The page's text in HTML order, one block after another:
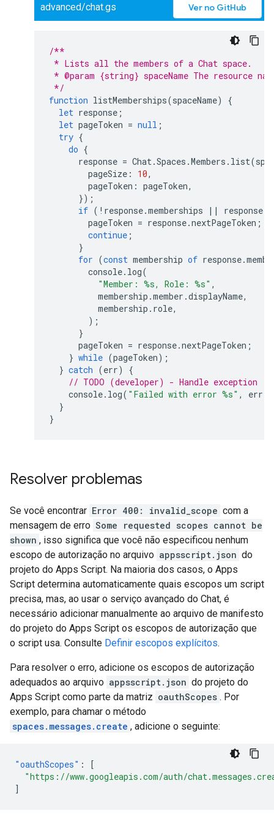
advanced/chat.gs Ver no GitHub
/**
* Lists all the members of a Chat space.
* @param {string} spaceName The resource
*/
function listMemberships(spaceName)
{
let response ;
let pageToken = null ;
try {
do {
response = Chat.Spaces .Members . list(
pageSize : 10,
pageToken : pageToken,
});
if ( ! response.memberships || response
pageToken = response.nextPageToken ;
continue ;
}
for (const membership of response.
console. log(
"Member: %s, Role: %s" ,
membership .member .displayName,
membership . role,
);
}
pageToken = response.nextPageToken ;
} while (pageToken);
} catch (err)
{
// TODO (developer) - Handle exception
console. log( "Failed with error %s" , err
}
}
Resolver problemas
Se você encontrar Error 400: invalid_scope com a
mensagem de erro Some requested scopes cannot be
shown , isso significa que você não especificou nenhum
escopo de autorização no arquivo appsscript.json do
projeto do Apps Script. Na maioria dos casos, o Apps
Script determina automaticamente quais escopos um script
precisa, mas, ao usar o serviço avançado do Chat, é
necessário adicionar manualmente ao arquivo de manifesto
do projeto do Apps Script os escopos de autorização que
o script usa. Consulte Definir escopos explícitos.
Para resolver o erro, adicione os escopos de autorização
adequados ao arquivo appsscript.json do projeto do
Apps Script como parte da matriz oauthScopes . Por
exemplo, para chamar o método
spaces.messages.create , adicione o seguinte:
"oauthScopes" :
[
"https://www.googleapis.com/auth/
]